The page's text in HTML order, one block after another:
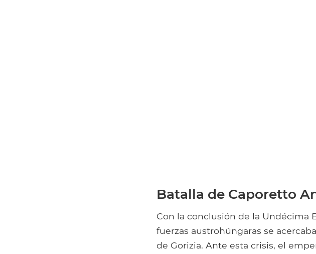
Batalla de Caporetto
Con la conclusión de la Undécima
fuerzas austrohúngaras se
de Gorizia. Ante esta crisis, el